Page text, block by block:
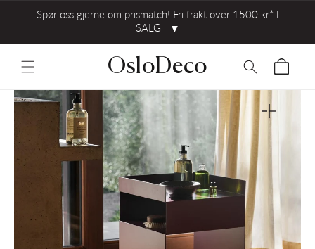
Spør oss gjerne om prismatch! Fri frakt over 1500 kr* ⅼ
SALG
▼
OsloDeco
Åpne